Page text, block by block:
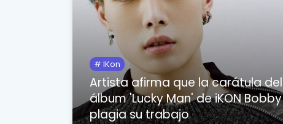
IKon
Artista afirma que la carátula del
álbum 'Lucky Man' de iKON Bobby
plagia su trabajo